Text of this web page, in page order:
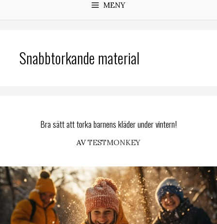
MENY
Snabbtorkande material
Bra sätt att torka barnens kläder under vintern!
AVTESTMONKEY